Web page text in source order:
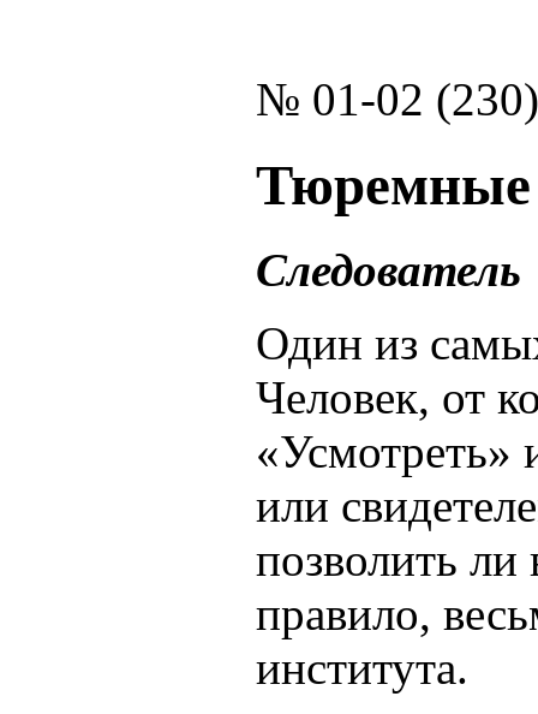
№ 01-02 (230)
Следователь
Один из
Человек, от
«Усмотреть»
или
позволить
правило,
института.